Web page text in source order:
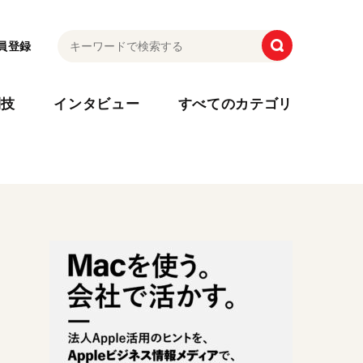
登録
インタビュー すべてのカテゴリ